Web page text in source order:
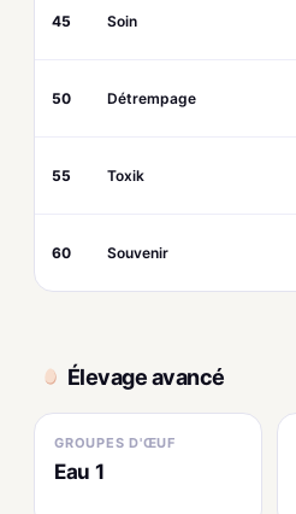
45 Soin
50 Détrempage
55 Toxik
60 Souvenir
Élevage avancé
GROUPES D'ŒUF
Eau 1